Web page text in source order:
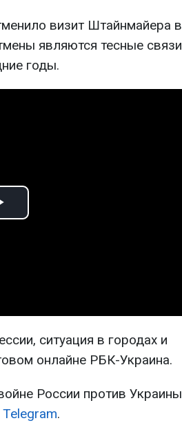
визит Штайнмайера в
являются тесные связи
годы.
ситуация в городах и
онлайне РБК-Украина.
России против Украины
.